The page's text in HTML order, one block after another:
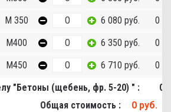
М 350 6 080 руб.
0
М400 6 350 руб.
0
М450 6 710 руб.
0
"Бетоны (щебень, фр. 5-20) " :
0
Общая стоимость :
0 руб.